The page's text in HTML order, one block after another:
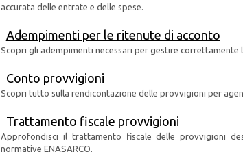
accurata delle entrate e delle spese.
Adempimenti per le ritenute di acconto
Scopri gli adempimenti necessari per gestire
Conto provvigioni
Scopri tutto sulla rendicontazione delle provvigioni per
Trattamento fiscale provvigioni
Approfondisci il trattamento fiscale delle provvigioni
normative ENASARCO.